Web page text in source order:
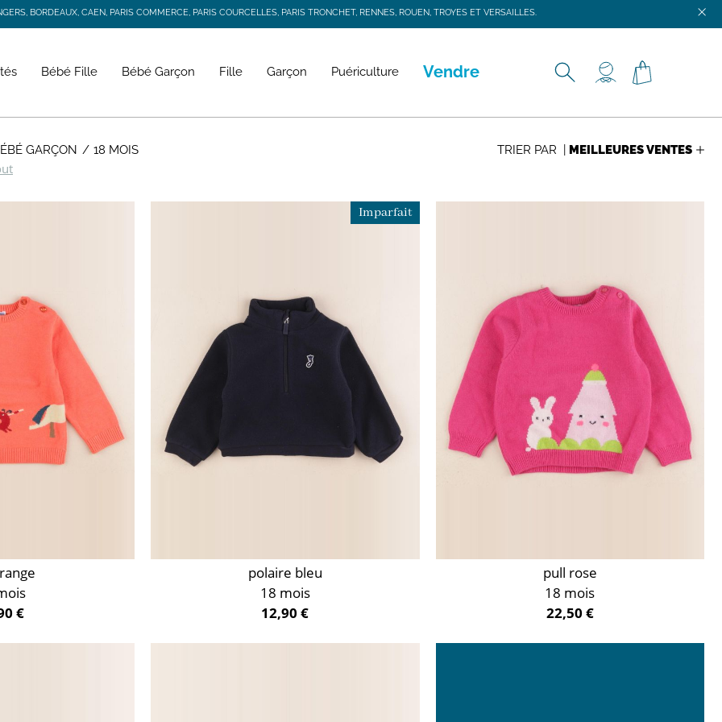
BORDEAUX, CAEN, PARIS COMMERCE, PARIS COURCELLES, PARIS TRONCHET, RENNES, ROUEN, TROYES ET VERSAILLES.
Bébé Fille Bébé Garçon Fille Garçon Puériculture Vendre
TRIER PAR |
GARÇON 18 MOIS
€
Imparfait
polaire bleu
18 mois
12,90 €
pull rose
18 mois
22,50 €